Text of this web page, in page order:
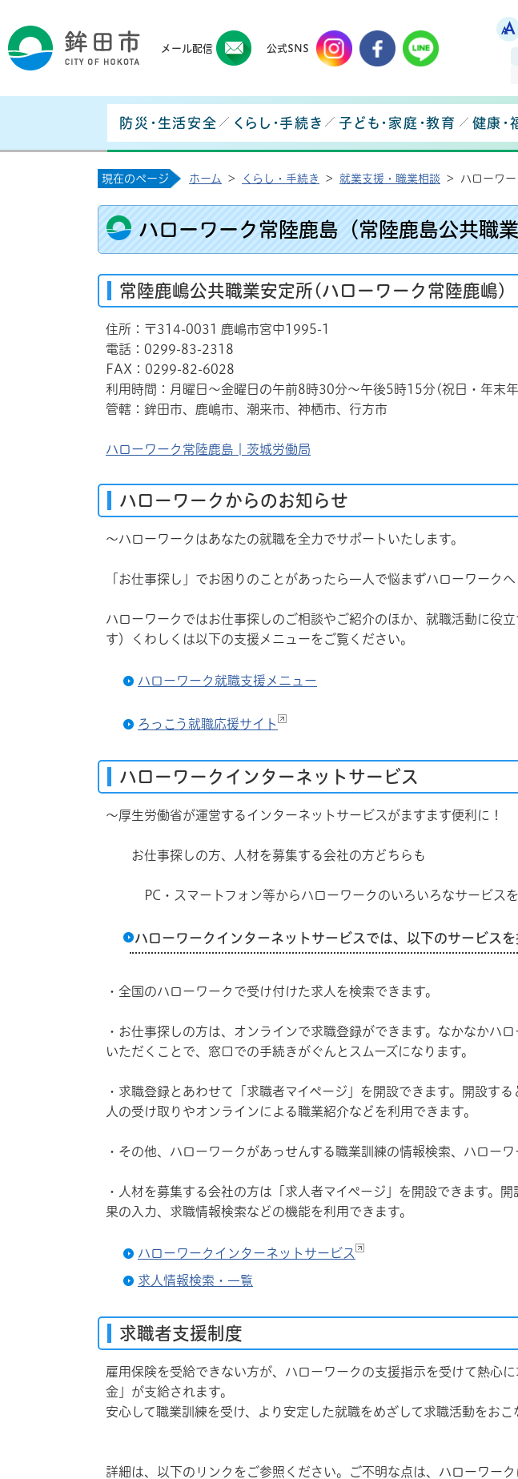
鉾田市役所ホーム
メール配信
鉾田市メールマガジン
公式SNS
鉾田市公式鉾田市
防災・生活安全 くらし・手続き 子ども・家庭・教育 健康・
現在のページ ホーム > くらし・手続き > 就業支援・職業相談 > ハローワ
ハローワーク常陸鹿島（常陸鹿島公共職業
常陸鹿嶋公共職業安定所(ハローワーク常陸鹿嶋)
住所：〒314-0031 鹿嶋市宮中1995-1
電話：0299-83-2318
FAX：0299-82-6028
利用時間：月曜日～金曜日の午前8時30分～午後5時15分(祝日・年末
管轄：鉾田市、鹿嶋市、潮来市、神栖市、行方市
ハローワーク常陸鹿島 | 茨城労働局
ハローワークからのお知らせ
〜ハローワークはあなたの就職を全力でサポートいたします。
「お仕事探し」でお困りのことがあったら一人で悩まずハローワークへ
ハローワークではお仕事探しのご相談やご紹介のほか、就職活動に役
す）くわしくは以下の支援メニューをご覧ください。
ハローワーク就職支援メニュー
ろっこう就職応援サイト
ハローワークインターネットサービス
〜厚生労働省が運営するインターネットサービスがますます便利に！
お仕事探しの方、人材を募集する会社の方どちらも
PC・スマートフォン等からハローワークのいろいろなサービスを
ハローワークインターネットサービスでは、以下のサービスを
・全国のハローワークで受け付けた求人を検索できます。
・お仕事探しの方は、オンラインで求職登録ができます。なかなかハ
いただくことで、窓口での手続きがぐんとスムーズになります。
・求職登録とあわせて「求職者マイページ」を開設できます。開設す
人の受け取りやオンラインによる職業紹介などを利用できます。
・その他、ハローワークがあっせんする職業訓練の情報検索、ハロー
・人材を募集する会社の方は「求人者マイページ」を開設できます。
果の入力、求職情報検索などの機能を利用できます。
ハローワークインターネットサービス
求人情報検索・一覧
求職者支援制度
雇用保険を受給できない方が、ハローワークの支援指示を受けて熱心
金」が支給されます。
安心して職業訓練を受け、より安定した就職をめざして求職活動をおこ
詳細は、以下のリンクをご参照ください。ご不明な点は、ハローワーク